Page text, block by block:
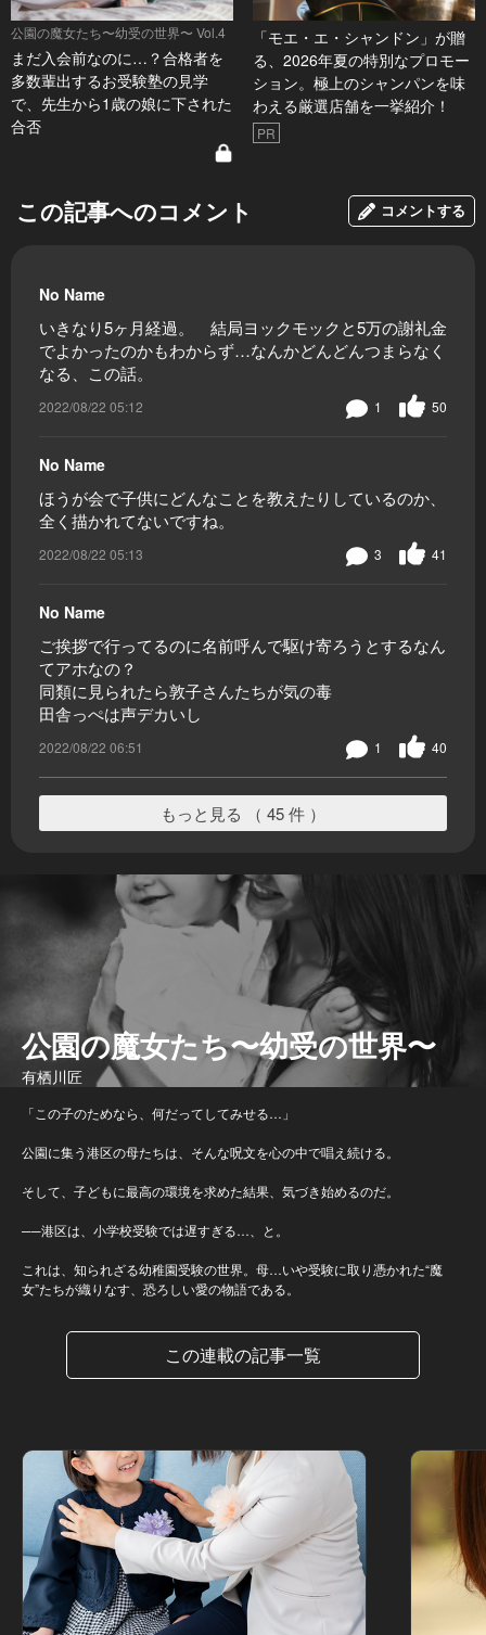
公園の魔女たち〜幼受の世界〜 Vol.4
まだ入会前なのに…？合格者を
多数輩出するお受験塾の見学
で、先生から1歳の娘に下された
合否
「モエ・エ・シャンドン」が贈
る、2026年夏の特別なプロモー
ション。極上のシャンパンを味
わえる厳選店舗を一挙紹介！
PR
この記事へのコメント コメントする
No Name
いきなり5ヶ月経過。 結局ヨックモックと5万の謝礼金
でよかったのかもわからず…なんかどんどんつまらなく
なる、この話。
2022/08/22 05:12 50
1
No Name
ほうが会で子供にどんなことを教えたりしているのか、
全く描かれてないですね。
2022/08/22 05:13 41
3
No Name
ご挨拶で行ってるのに名前呼んで駆け寄ろうとするなん
てアホなの？
同類に見られたら敦子さんたちが気の毒
田舎っぺは声デカいし
2022/08/22 06:51 40
1
もっと見る （ 45 件 ）
公園の魔女たち〜幼受の世界〜
有栖川匠
「この子のためなら、何だってしてみせる…」
公園に集う港区の母たちは、そんな呪文を心の中で唱え続ける。
そして、子どもに最高の環境を求めた結果、気づき始めるのだ。
──港区は、小学校受験では遅すぎる…、と。
これは、知られざる幼稚園受験の世界。母…いや受験に取り憑かれた“魔
女”たちが織りなす、恐ろしい愛の物語である。
この連載の記事一覧